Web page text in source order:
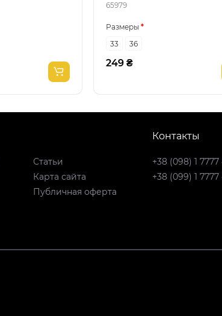
65979
Размеры
33
36
249 ₴
Статьи
Карта сайта
Публичная оферта
Контакты
+38 (098) 1 7777
+38 (099) 1 7777